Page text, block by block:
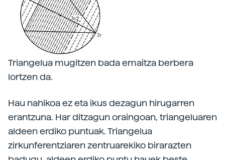
Triangelua mugitzen bada emaitza berbera
lortzen da.
Hau nahikoa ez eta ikus dezagun hirugarren
erantzuna. Har ditzagun oraingoan, triangeluaren
aldeen erdiko puntuak. Triangelua
zirkunferentziaren zentruarekiko birarazten